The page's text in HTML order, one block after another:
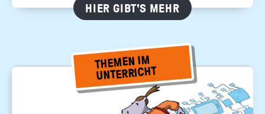
HIER GIBT'S MEHR
THEMEN IM
UNTERRICHT